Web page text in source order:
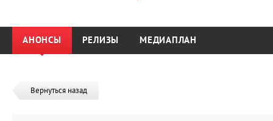
АНОНСЫ РЕЛИЗЫ МЕДИАПЛАН
Вернуться назад